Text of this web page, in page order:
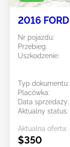
2016
Nr pojazdu:
Przebieg:
Uszkodzenie:
Typ dokumentu:
Placówka:
Data sprzedaży:
Aktualny status:
Aktualna oferta:
$350